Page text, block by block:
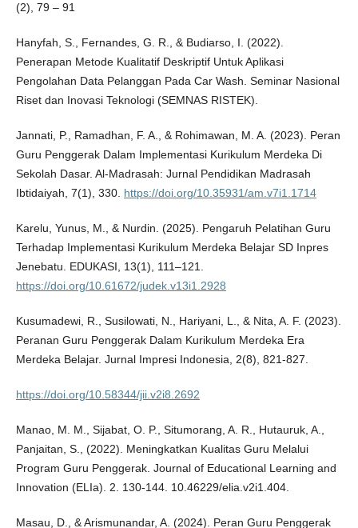
(2), 79 – 91
Hanyfah, S., Fernandes, G. R., & Budiarso, I. (2022).
Penerapan Metode Kualitatif Deskriptif Untuk Aplikasi
Pengolahan Data Pelanggan Pada Car Wash. Seminar Nasional
Riset dan Inovasi Teknologi (SEMNAS RISTEK).
Jannati, P., Ramadhan, F. A., & Rohimawan, M. A. (2023). Peran
Guru Penggerak Dalam Implementasi Kurikulum Merdeka Di
Sekolah Dasar. Al-Madrasah: Jurnal Pendidikan Madrasah
Ibtidaiyah, 7(1), 330. https://doi.org/10.35931/am.v7i1.1714
Karelu, Yunus, M., & Nurdin. (2025). Pengaruh Pelatihan Guru
Terhadap Implementasi Kurikulum Merdeka Belajar SD Inpres
Jenebatu. EDUKASI, 13(1), 111–121.
https://doi.org/10.61672/judek.v13i1.2928
Kusumadewi, R., Susilowati, N., Hariyani, L., & Nita, A. F. (2023).
Peranan Guru Penggerak Dalam Kurikulum Merdeka Era
Merdeka Belajar. Jurnal Impresi Indonesia, 2(8), 821-827.
https://doi.org/10.58344/jii.v2i8.2692
Manao, M. M., Sijabat, O. P., Situmorang, A. R., Hutauruk, A.,
Panjaitan, S., (2022). Meningkatkan Kualitas Guru Melalui
Program Guru Penggerak. Journal of Educational Learning and
Innovation (ELIa). 2. 130-144. 10.46229/elia.v2i1.404.
Masau, D., & Arismunandar, A. (2024). Peran Guru Penggerak